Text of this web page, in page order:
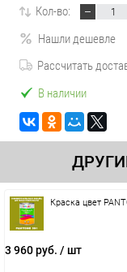
Кол-во:
Нашли дешевле
Рассчитать
В наличии
Краска цвет
3 960 руб. / шт